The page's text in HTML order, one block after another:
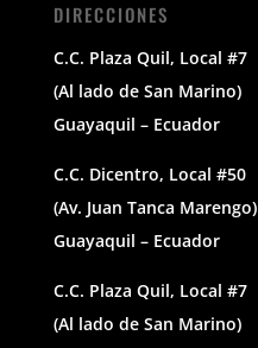
DIRECCIONES
C.C. Plaza Quil, Local #7
(Al lado de San Marino)
Guayaquil – Ecuador
C.C. Dicentro, Local #50
(Av. Juan Tanca Marengo)
Guayaquil – Ecuador
C.C. Plaza Quil, Local #7
(Al lado de San Marino)